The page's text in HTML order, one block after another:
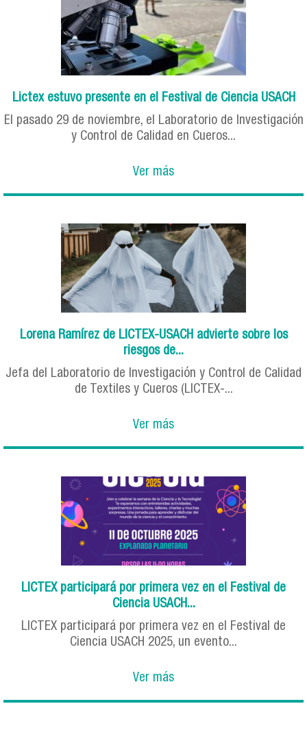
Lictex estuvo presente en el Festival de Ciencia USACH
El pasado 29 de noviembre, el Laboratorio de Investigación
y Control de Calidad en Cueros...
Ver más
Lorena Ramírez de LICTEX-USACH advierte sobre los
riesgos de...
Jefa del Laboratorio de Investigación y Control de Calidad
de Textiles y Cueros (LICTEX-...
Ver más
LICTEX participará por primera vez en el Festival de
Ciencia USACH...
LICTEX participará por primera vez en el Festival de
Ciencia USACH 2025, un evento...
Ver más